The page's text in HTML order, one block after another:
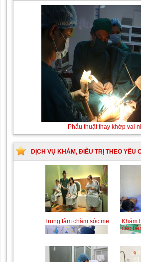
Phẫu thuật thay khớp
máu
sinh
do
bất
DỊCH VỤ KHÁM, ĐIỀU TRỊ THEO YÊU
Trung tâm chăm sóc mẹ
bầu và sau sinh
Khám
các